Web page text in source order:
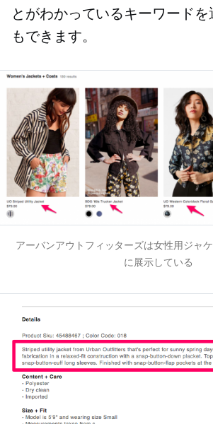
とがわかっているキーワードを
もできます。
アーバンアウトフィッターズは女性用ジャ
に展示している